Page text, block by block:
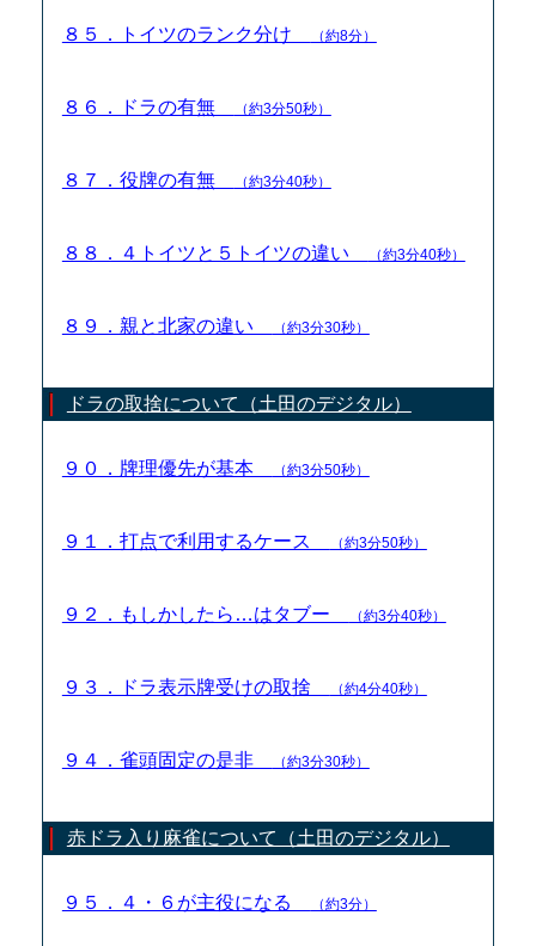
８５．トイツのランク分け （約8分）
８６．ドラの有無 （約3分50秒）
８７．役牌の有無 （約3分40秒）
８８．４トイツと５トイツの違い （約3分40秒）
８９．親と北家の違い （約3分30秒）
ドラの取捨について（土田のデジタル）
９０．牌理優先が基本 （約3分50秒）
９１．打点で利用するケース （約3分50秒）
９２．もしかしたら…はタブー （約3分40秒）
９３．ドラ表示牌受けの取捨 （約4分40秒）
９４．雀頭固定の是非 （約3分30秒）
赤ドラ入り麻雀について（土田のデジタル）
９５．４・６が主役になる （約3分）